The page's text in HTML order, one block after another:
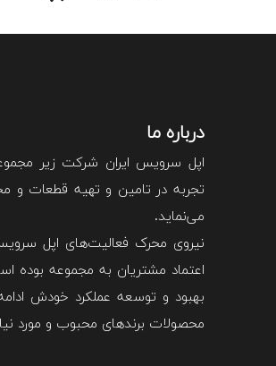
درباره ما
اپل سرویس ایران شرکت زیر
تجربه در تامین و تهیه قطعات و
می‌نماید.
نیروی محرک فعالیت‌های اپل
اعتماد مشتریان به مجموعه بوده
بهبود و توسعه عملکرد خودش ادامه
محصولات برند‌های محبوب و مورد